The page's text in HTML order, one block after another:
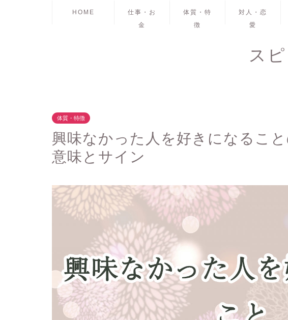
HOME
仕事・お
金
体質・特
徴
対人・恋
愛
ス
体質・特徴
興味なかった人を好きになるこ
意味とサイン